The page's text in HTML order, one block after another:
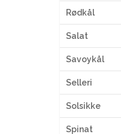
Rødkål
Salat
Savoykål
Selleri
Solsikke
Spinat